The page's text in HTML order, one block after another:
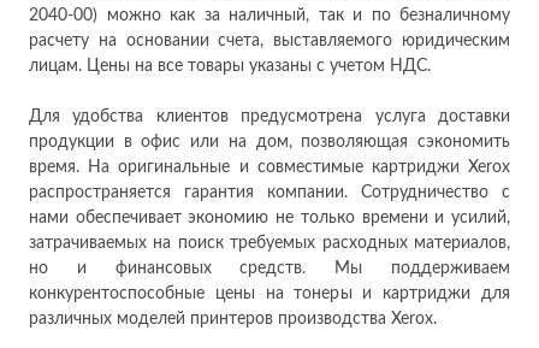
2040-00) можно как за наличный, так и по безналичному
расчету на основании счета, выставляемого юридическим
лицам. Цены на все товары указаны с учетом НДС.
Для удобства клиентов предусмотрена услуга доставки
продукции в офис или на дом, позволяющая сэкономить
время. На оригинальные и совместимые картриджи Xerox
распространяется гарантия компании. Сотрудничество с
нами обеспечивает экономию не только времени и усилий,
затрачиваемых на поиск требуемых расходных материалов,
но и финансовых средств. Мы поддерживаем
конкурентоспособные цены на тонеры и картриджи для
различных моделей принтеров производства Xerox.